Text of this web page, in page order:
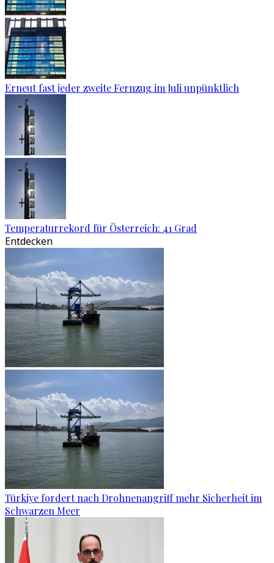
Erneut fast jeder zweite Fernzug im Juli unpünktlich
Temperaturrekord für Österreich: 41 Grad
Entdecken
Türkiye fordert nach Drohnenangriff mehr Sicherheit im
Schwarzen Meer